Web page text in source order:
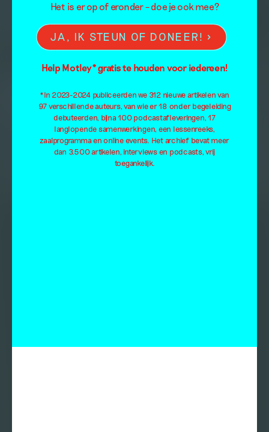
Het is er op of eronder – doe je ook mee?
JA, IK STEUN OF DONEER!
Help Motley* gratis te houden voor iedereen!
*In 2023-2024 publiceerden we 312 nieuwe artikelen van
97 verschillende auteurs, van wie er 18 onder begeleiding
debuteerden, bijna 100 podcastafleveringen, 17
langlopende samenwerkingen, een lessenreeks,
zaalprogramma en online events. Het archief bevat meer
dan 3.500 artikelen, interviews en podcasts, vrij
toegankelijk.